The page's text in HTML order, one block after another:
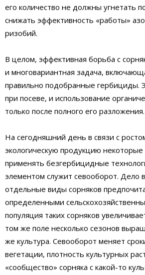
его количество не должны угнетать
снижать эффективность «работы»
ризобий.
В целом, эффективная борьба с
и многовариантная задача,
правильно подобранные гербициды.
при посеве, и использование
только после полного его разложения.
На сегодняшний день в связи с
экологическую продукцию некоторые
применять безгербицидные
элементом служит севооборот. Дело
отдельные виды сорняков
определенными
популяция таких сорняков
том же поле несколько сезонов
же культура. Севооборот меняет
вегетации, плотность культурных
«сообщество» сорняка с какой-то